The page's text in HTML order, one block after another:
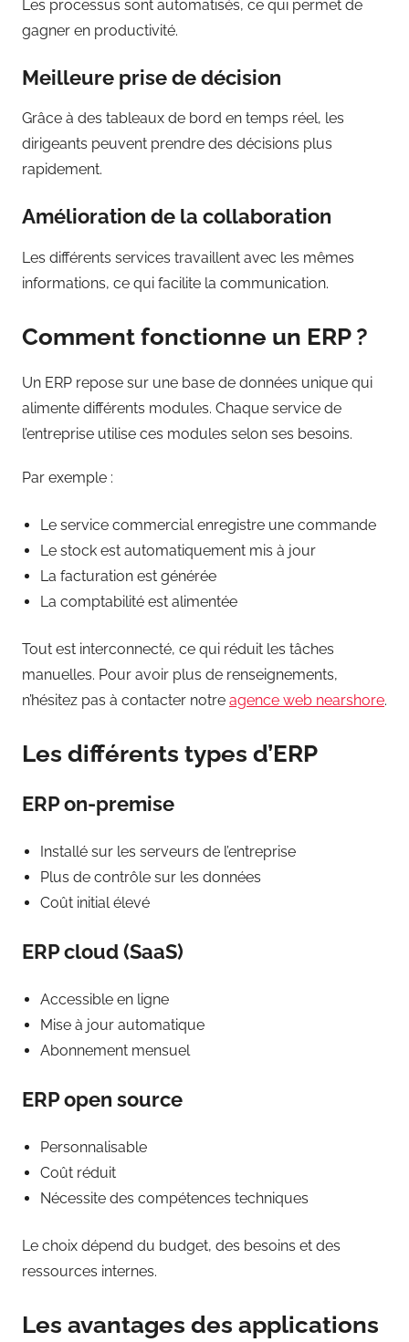
Les processus sont automatisés, ce qui permet de
gagner en productivité.
Meilleure prise de décision
Grâce à des tableaux de bord en temps réel, les
dirigeants peuvent prendre des décisions plus
rapidement.
Amélioration de la collaboration
Les différents services travaillent avec les mêmes
informations, ce qui facilite la communication.
Comment fonctionne un ERP ?
Un ERP repose sur une base de données unique qui
alimente différents modules. Chaque service de
l’entreprise utilise ces modules selon ses besoins.
Par exemple :
Le service commercial enregistre une commande
Le stock est automatiquement mis à jour
La facturation est générée
La comptabilité est alimentée
Tout est interconnecté, ce qui réduit les tâches
manuelles. Pour avoir plus de renseignements,
n’hésitez pas à contacter notre agence web nearshore.
Les différents types d’ERP
ERP on-premise
Installé sur les serveurs de l’entreprise
Plus de contrôle sur les données
Coût initial élevé
ERP cloud (SaaS)
Accessible en ligne
Mise à jour automatique
Abonnement mensuel
ERP open source
Personnalisable
Coût réduit
Nécessite des compétences techniques
Le choix dépend du budget, des besoins et des
ressources internes.
Les avantages des applications